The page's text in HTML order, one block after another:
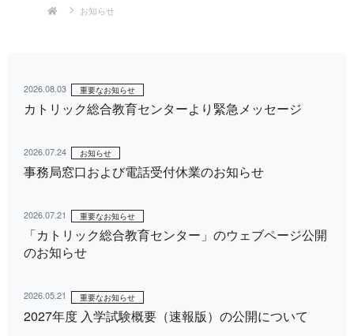
お知らせ
2026.08.03 重要なお知らせ
カトリック総合教育センターより緊急メッセージ
2026.07.24 お知らせ
事務局窓口および電話受付休業のお知らせ
2026.07.21 重要なお知らせ
「カトリック総合教育センター」のウェブページ公開
のお知らせ
2026.05.21 重要なお知らせ
2027年度 入学試験概要（速報版）の公開について